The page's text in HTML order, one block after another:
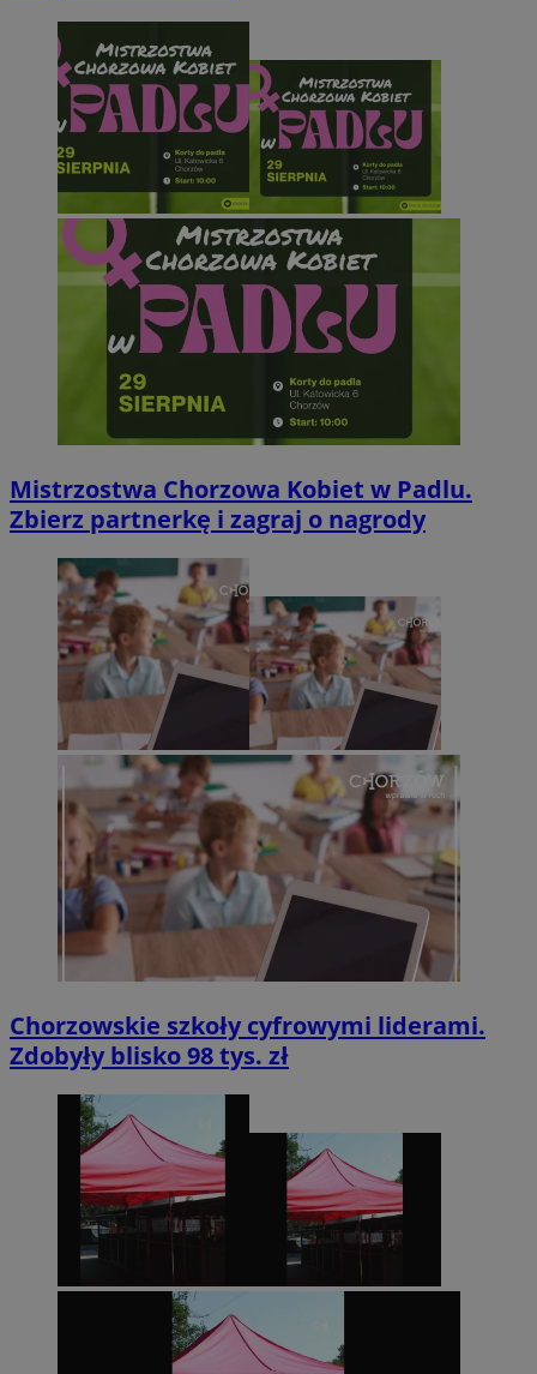
Mistrzostwa Chorzowa Kobiet w Padlu.
Zbierz partnerkę i zagraj o nagrody
Chorzowskie szkoły cyfrowymi liderami.
Zdobyły blisko 98 tys. zł